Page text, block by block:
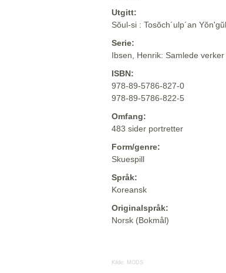
Utgitt:
Sŏul-si : Tosŏch´ulp´an
Serie:
Ibsen, Henrik: Samlede
ISBN:
978-89-5786-827-0
978-89-5786-822-5
Omfang:
483 sider portretter
Form/genre:
Skuespill
Språk:
Koreansk
Originalspråk:
Norsk (Bokmål)
Kilde: MODS